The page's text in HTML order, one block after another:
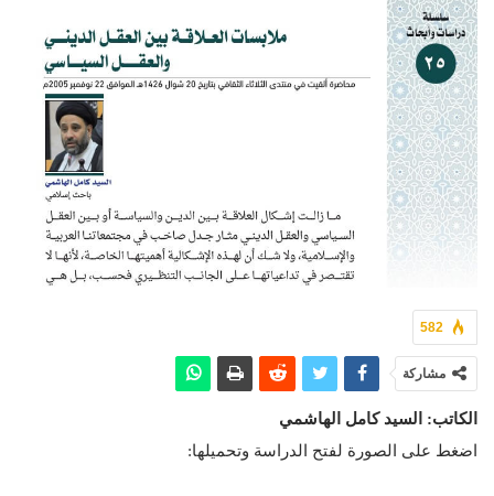
582
مشاركة
الكاتب: السيد كامل الهاشمي
اضغط على الصورة لفتح الدراسة وتحميلها: